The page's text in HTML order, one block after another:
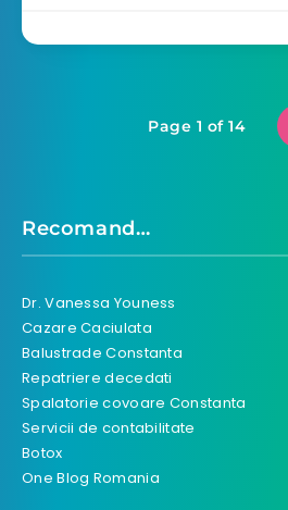
Page 1 of 14
Recomand…
Dr. Vanessa Youness
Cazare Caciulata
Balustrade Constanta
Repatriere decedati
Spalatorie covoare Constanta
Servicii de contabilitate
Botox
One Blog Romania